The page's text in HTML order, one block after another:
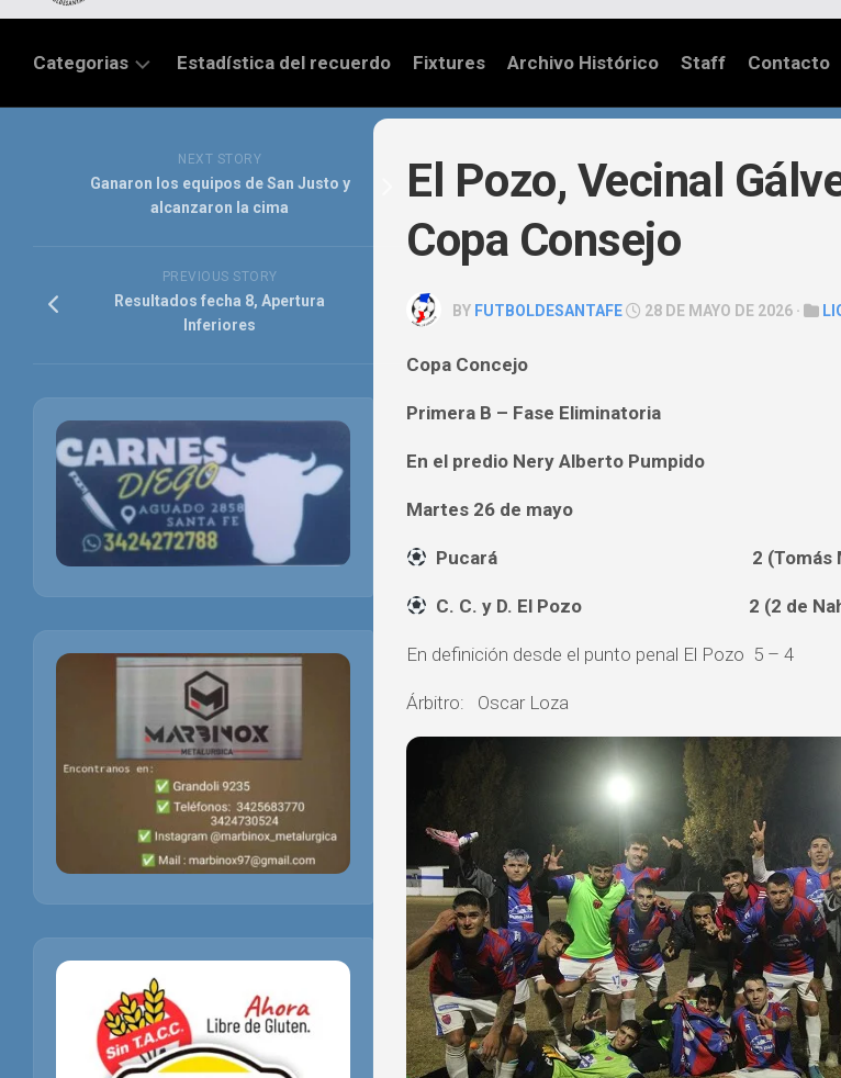
Categorias
PRIMERA
FÚTBOL
INTERNACIONAL
Estadística del recuerdo Fixtures Archivo Histórico Staff Contacto
El Pozo, Vecinal
Copa Consejo
BY FUTBOLDESANTAFE 28 DE MAYO DE 2026 ·
Copa Concejo
Primera B – Fase Eliminatoria
En el predio Nery Alberto Pumpido
Martes 26 de mayo
Pucará 2 (Tomás Medrano
C. C. y D. El Pozo 2 (2 de Nahuel
En definición desde el punto penal El Pozo 5 – 4
Árbitro: Oscar Loza
NEXT STORY
Ganaron los equipos de San Justo y
alcanzaron la cima
PREVIOUS STORY
Resultados fecha 8, Apertura
Inferiores